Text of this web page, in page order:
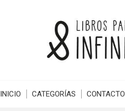
INICIO CATEGORÍAS CONTACTO